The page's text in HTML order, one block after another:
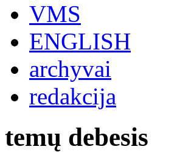
VMS
ENGLISH
archyvai
redakcija
temų debesis